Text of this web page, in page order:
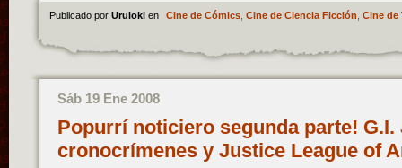
Publicado por Uruloki en Cine de Cómics, Cine de Ciencia Ficción Cine de
Sáb 19 Ene 2008
Popurrí noticiero segunda parte! G.I.
cronocrímenes y Justice League of